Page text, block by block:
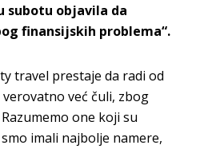
subotu objavila da
finansijskih problema“.
travel prestaje da radi od
već čuli, zbog
one koji su
imali najbolje namere,